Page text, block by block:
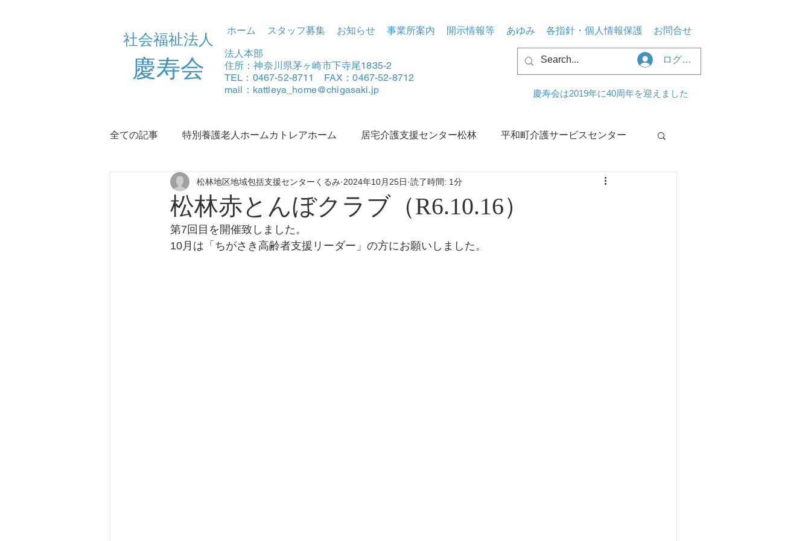
社会福祉法人
​慶寿会
ホーム スタッフ募集 お知らせ 事業所案内 開示情報等 あゆみ 各指針・個人情報保護 お問合せ
法人本部
住所：神奈川県茅ヶ崎市下寺尾1835-2
TEL：0467-52-8711 FAX：0467-52-8712
mail： kattleya_home@chigasaki.jp
ログイン
慶寿会は2019年に40周年を迎えました
全ての記事 特別養護老人ホームカトレアホーム 居宅介護支援センター松林 平和町介護サービスセンター
デイサービスふる里 浜須賀地区地域包括支援センターあさひ 松林地区地域包括支援センターくるみ
松林赤とんぼクラブ（R6.10.16）
松林地区地域包括支援センターくるみ 2024年10月25日 読了時間: 1分
第7回目を開催致しました。
10月は「ちがさき高齢者支援リーダー」の方にお願いしました。